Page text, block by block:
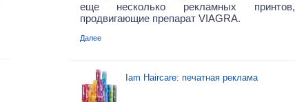
еще несколько рекламных принтов,
продвигающие препарат VIAGRA.
Далее
Iam Haircare: печатная реклама